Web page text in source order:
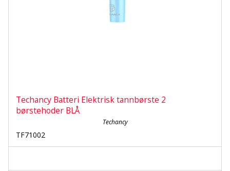
Techancy Batteri Elektrisk tannbørste 2
børstehoder BLÅ
Techancy
TF71002